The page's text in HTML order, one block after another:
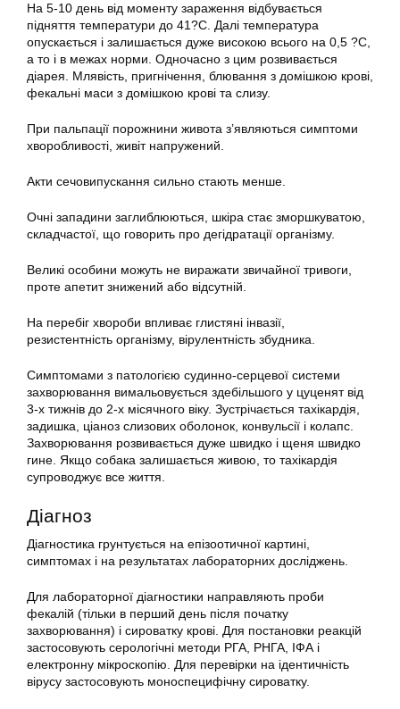
На 5-10 день від моменту зараження відбувається
підняття температури до 41?C. Далі температура
опускається і залишається дуже високою всього на 0,5 ?C,
а то і в межах норми. Одночасно з цим розвивається
діарея. Млявість, пригнічення, блювання з домішкою крові,
фекальні маси з домішкою крові та слизу.
При пальпації порожнини живота з’являються симптоми
хворобливості, живіт напружений.
Акти сечовипускання сильно стають менше.
Очні западини заглиблюються, шкіра стає зморшкуватою,
складчастої, що говорить про дегідратації організму.
Великі особини можуть не виражати звичайної тривоги,
проте апетит знижений або відсутній.
На перебіг хвороби впливає глистяні інвазії,
резистентність організму, вірулентність збудника.
Симптомами з патологією судинно-серцевої системи
захворювання вимальовується здебільшого у цуценят від
3-х тижнів до 2-х місячного віку. Зустрічається тахікардія,
задишка, ціаноз слизових оболонок, конвульсії і колапс.
Захворювання розвивається дуже швидко і щеня швидко
гине. Якщо собака залишається живою, то тахікардія
супроводжує все життя.
Діагноз
Діагностика грунтується на епізоотичної картині,
симптомах і на результатах лабораторних досліджень.
Для лабораторної діагностики направляють проби
фекалій (тільки в перший день після початку
захворювання) і сироватку крові. Для постановки реакцій
застосовують серологічні методи РГА, РНГА, ІФА і
електронну мікроскопію. Для перевірки на ідентичність
вірусу застосовують моноспецифічну сироватку.